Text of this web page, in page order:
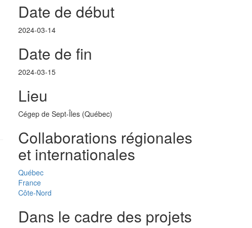
Date de début
2024-03-14
Date de fin
2024-03-15
Lieu
Cégep de Sept-Îles (Québec)
Collaborations régionales
et internationales
Québec
France
Côte-Nord
Dans le cadre des projets